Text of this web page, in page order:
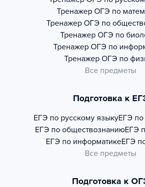
Тренажер ОГЭ по
Тренажер ОГЭ по
Тренажер ОГЭ по
Тренажер ОГЭ по
Тренажер ОГЭ по
Все предметы
Подготовка к
ЕГЭ по русскому языкуЕГЭ по
ЕГЭ по обществознаниюЕГЭ
ЕГЭ по информатикеЕГЭ
Все предметы
Подготовка к